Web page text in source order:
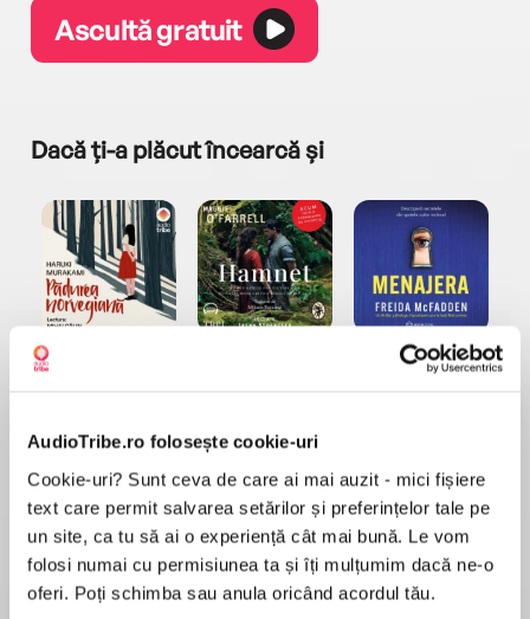
AudioTribe.ro folosește cookie-uri
Cookie-uri? Sunt ceva de care ai mai auzit - mici fișiere
text care permit salvarea setărilor și preferințelor tale pe
un site, ca tu să ai o experiență cât mai bună. Le vom
folosi numai cu permisiunea ta și îți mulțumim dacă ne-o
oferi. Poți schimba sau anula oricând acordul tău.
Ascultă gratuit
Dacă ți-a plăcut încearcă și
Pădurea norvegiană
Elita de Argint (Elita
de...
Dani Francis
Diavolul se îmbracă de
la...
Lauren Weisberger
Menajera
Freida McFadden
Migdală
Sohn Won-pyung